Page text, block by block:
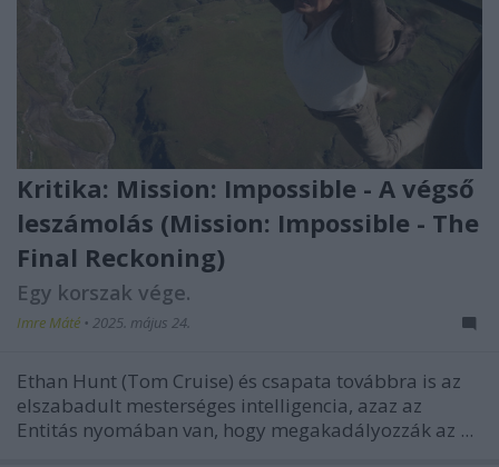
Kritika: Mission: Impossible - A végső
leszámolás (Mission: Impossible - The
Final Reckoning)
Egy korszak vége.
Imre Máté • 2025. május 24.
Ethan Hunt (Tom Cruise) és csapata továbbra is az
elszabadult mesterséges intelligencia, azaz az
Entitás nyomában van, hogy megakadályozzák az ...